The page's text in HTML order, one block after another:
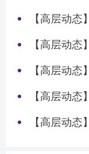
【高层动
【高层动